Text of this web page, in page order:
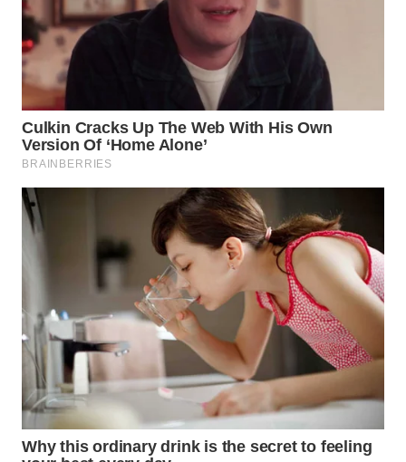
WAHANA
TV
WAHANANEWS
WAHANANEWS
CO ID
WAHANANEWS
SPORT
WAHANA
UMKM
WAHANA
SELEB